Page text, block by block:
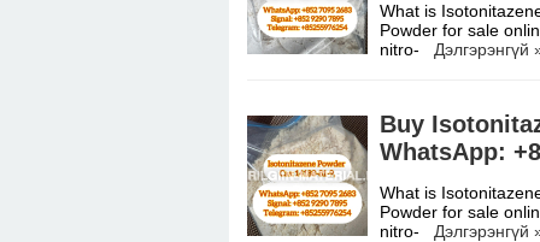
What is
Powder for sale
nitro- Дэлгэрэнгүй
Buy
WhatsApp:
What is
Powder for sale
nitro- Дэлгэрэнгүй